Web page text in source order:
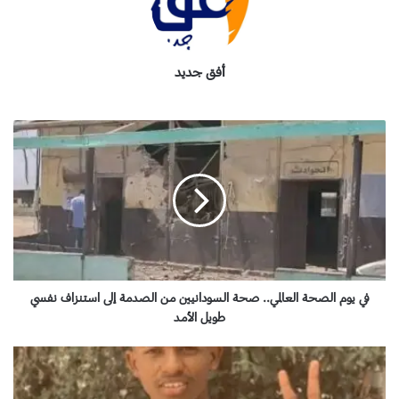
أفق جديد
ف
ا
ص
ح
ع
ا
في يوم الصحة العالمي.. صحة السودانيين من الصدمة إلى استنزاف نفسي
طويل الأمد
ج
ر
س